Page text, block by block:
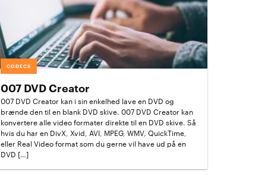
CODECS
007 DVD Creator
007 DVD Creator kan i sin enkelhed lave en DVD og
brænde den til en blank DVD skive. 007 DVD Creator kan
konvertere alle video formater direkte til en DVD skive. Så
hvis du har en DivX, Xvid, AVI, MPEG, WMV, QuickTime,
eller Real Video format som du gerne vil have ud på en
DVD […]